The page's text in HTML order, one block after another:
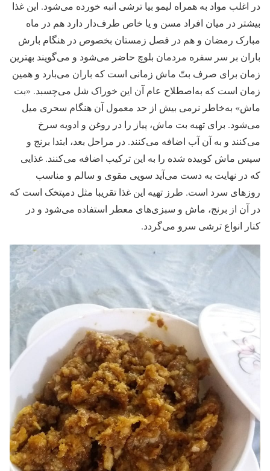
در اغلب مواد به همراه لیمو بیا ترشی انبه خورده می‌شود. این غذا
بیشتر در میان افراد مسن و یا خاص طرف‌دار دارد هم در ماه
مبارک رمضان و هم در فصل زمستان بخصوص در هنگام بارش
باران بر سر سفره مردمان بلوچ حاضر می‌شود و می‌گویند بهترین
زمان برای صرف بتّ ماش زمانی است که باران می‌بارد و همین
زمان است که به‌اصطلاح عام آن این خوراک شل می‌چسبد. «بت
ماش» به‌خاطر نرمی بیش از حد معمول آن هنگام سحری میل
می‌شود. برای تهیه بت ماش، پیاز را در روغن و ادویه سرخ
می‌کنند و به آن آب اضافه می‌کنند. در مراحل بعد، ابتدا برنج و
سپس ماش کوبیده شده را به این ترکیب اضافه می‌کنند. غذایی
که در نهایت به دست می‌آید سوپی مقوی و سالم و مناسب
روزهای سرد است. طرز تهیه این غذا تقریبا مثل دمپتخک است که
در آن از برنج، ماش و سبزی‌های معطر استفاده می‌شود و در
کنار انواع ترشی سرو می‌گردد.